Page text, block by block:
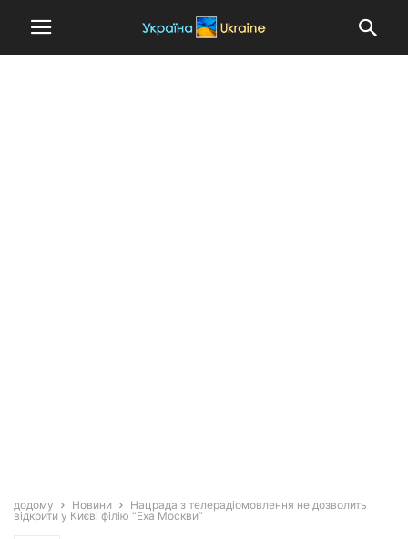
додому Новини
Нацрада з телерадіомовлення не дозволить
відкрити у Києві філію “Еха Москви”